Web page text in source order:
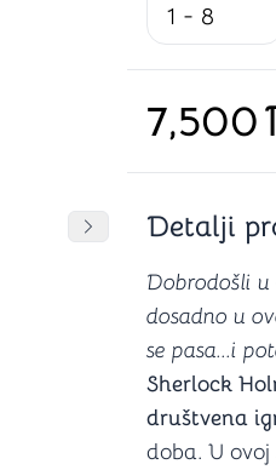
Šah
Domine
4 u 1 igre
Hanayama
Kocke
Ostale mozgalice
Stripovi
Pomeranje sadržaja
1 - 8
7,500
Detalji
Dobrodošli u
dosadno u
se pasa...i
Sherlock
društvena
doba. U